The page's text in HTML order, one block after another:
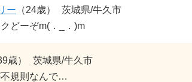
ー （24歳）
茨城県/牛久市
どーぞm(．_．)m
歳）
茨城県/牛久市
規則なんで…